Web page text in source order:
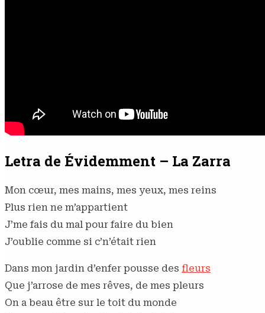
Letra de Évidemment – La Zarra
Mon cœur, mes mains, mes yeux, mes reins
Plus rien ne m’appartient
J’me fais du mal pour faire du bien
J’oublie comme si c’n’était rien
Dans mon jardin d’enfer pousse des fleurs
Que j’arrose de mes rêves, de mes pleurs
On a beau être sur le toit du monde